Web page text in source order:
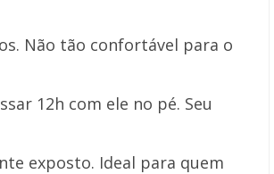
Não tão confortável para o
12h com ele no pé. Seu
exposto. Ideal para quem